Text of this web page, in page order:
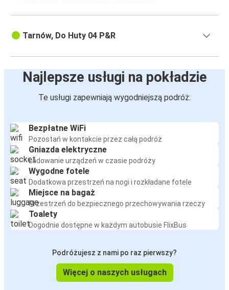
Tarnów, Do Huty 04 P&R
Najlepsze usługi na pokładzie
Te usługi zapewniają wygodniejszą podróż:
Bezpłatne WiFi
Pozostań w kontakcie przez całą podróż
Gniazda elektryczne
Ładowanie urządzeń w czasie podróży
Wygodne fotele
Dodatkowa przestrzeń na nogi i rozkładane fotele
Miejsce na bagaż
Przestrzeń do bezpiecznego przechowywania rzeczy
Toalety
Dogodnie dostępne w każdym autobusie FlixBus
Podróżujesz z nami po raz pierwszy?
Więcej o naszych usługach